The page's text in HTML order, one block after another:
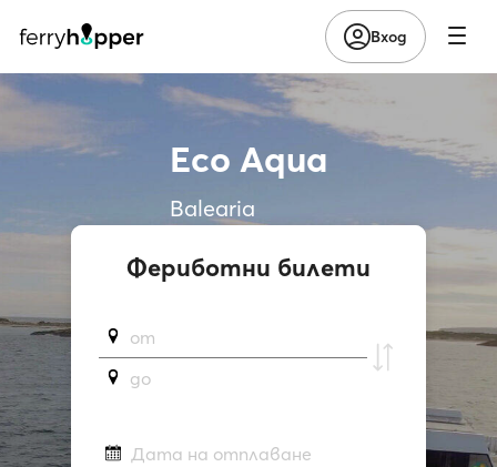
Вход
Eco Aqua
Balearia
Фериботни билети
от
до
Дата на отплаване